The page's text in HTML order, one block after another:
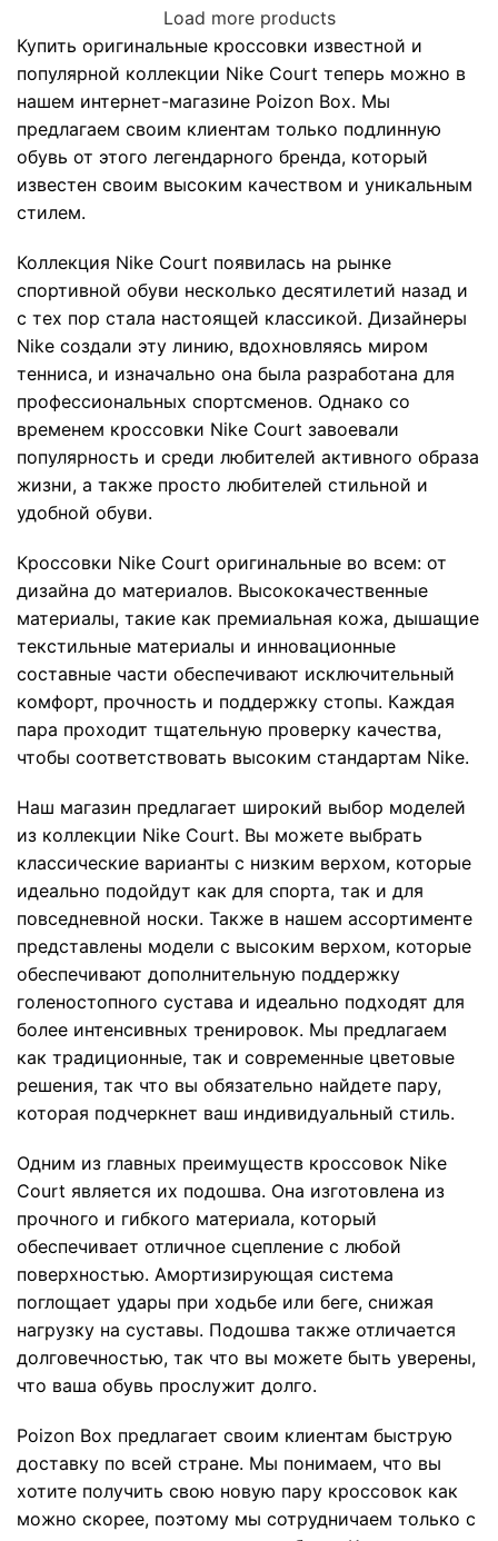
Load more products
Купить оригинальные кроссовки известной и
популярной коллекции Nike Court теперь можно в
нашем интернет-магазине Poizon Box. Мы
предлагаем своим клиентам только подлинную
обувь от этого легендарного бренда, который
известен своим высоким качеством и уникальным
стилем.
Коллекция Nike Court появилась на рынке
спортивной обуви несколько десятилетий назад и
с тех пор стала настоящей классикой. Дизайнеры
Nike создали эту линию, вдохновляясь миром
тенниса, и изначально она была разработана для
профессиональных спортсменов. Однако со
временем кроссовки Nike Court завоевали
популярность и среди любителей активного образа
жизни, а также просто любителей стильной и
удобной обуви.
Кроссовки Nike Court оригинальные во всем: от
дизайна до материалов. Высококачественные
материалы, такие как премиальная кожа, дышащие
текстильные материалы и инновационные
составные части обеспечивают исключительный
комфорт, прочность и поддержку стопы. Каждая
пара проходит тщательную проверку качества,
чтобы соответствовать высоким стандартам Nike.
Наш магазин предлагает широкий выбор моделей
из коллекции Nike Court. Вы можете выбрать
классические варианты с низким верхом, которые
идеально подойдут как для спорта, так и для
повседневной носки. Также в нашем ассортименте
представлены модели с высоким верхом, которые
обеспечивают дополнительную поддержку
голеностопного сустава и идеально подходят для
более интенсивных тренировок. Мы предлагаем
как традиционные, так и современные цветовые
решения, так что вы обязательно найдете пару,
которая подчеркнет ваш индивидуальный стиль.
Одним из главных преимуществ кроссовок Nike
Court является их подошва. Она изготовлена из
прочного и гибкого материала, который
обеспечивает отличное сцепление с любой
поверхностью. Амортизирующая система
поглощает удары при ходьбе или беге, снижая
нагрузку на суставы. Подошва также отличается
долговечностью, так что вы можете быть уверены,
что ваша обувь прослужит долго.
Poizon Box предлагает своим клиентам быструю
доставку по всей стране. Мы понимаем, что вы
хотите получить свою новую пару кроссовок как
можно скорее, поэтому мы сотрудничаем только с